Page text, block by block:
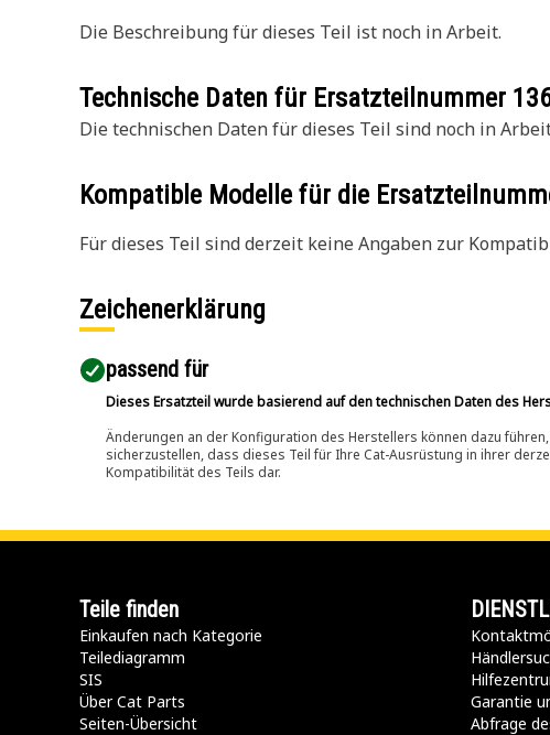
Die Beschreibung für dieses Teil ist noch in Arbeit.
Technische Daten für Ersatzteilnummer
Die technischen Daten für dieses Teil sind noch in
Kompatible Modelle für die
Für dieses Teil sind derzeit keine Angaben zur
Zeichenerklärung
passend für​
Dieses Ersatzteil wurde basierend auf den technischen Daten des
Änderungen an der Konfiguration des Herstellers können dazu
sicherzustellen, dass dieses Teil für Ihre Cat-Ausrüstung in ihrer
Kompatibilität des Teils dar.
Teile finden
Einkaufen nach Kategorie
Teilediagramm
SIS
Über Cat Parts
Seiten-Übersicht
Garantie
Abfrage